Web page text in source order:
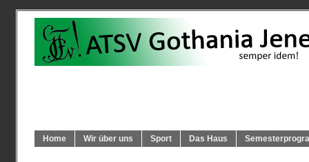
Home Wir über uns Sport Das Haus